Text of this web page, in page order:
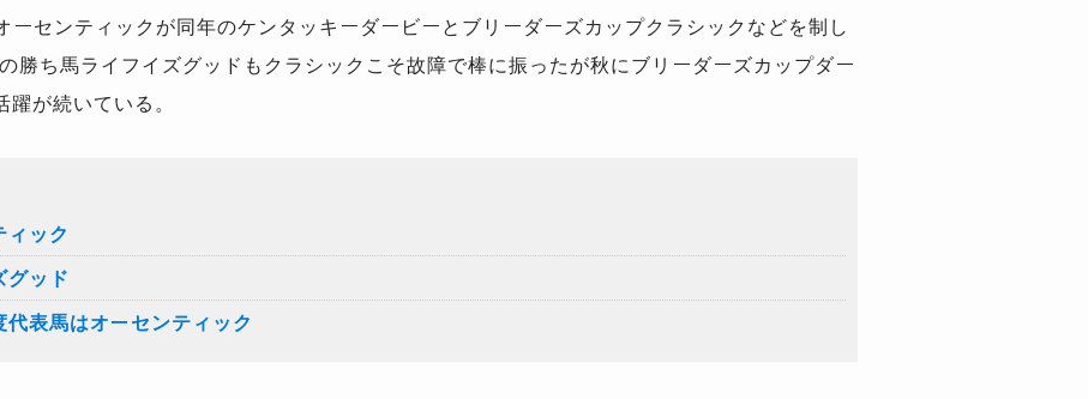
センティックが同年のケンタッキーダービーとブリーダーズカップクラシックなどを制し
勝ち馬ライフイズグッドもクラシックこそ故障で棒に振ったが秋にブリーダーズカップダー
が続いている。
ィック
グッド
表馬はオーセンティック